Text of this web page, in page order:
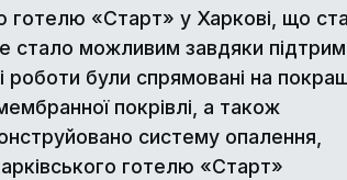
готелю «Старт» у Харкові, що
стало можливим завдяки
роботи були спрямовані на
покрівлі, а також
систему опалення,
готелю «Старт»